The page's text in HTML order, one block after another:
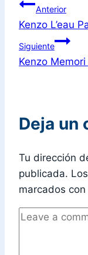
Anterior
Kenzo L’eau
Siguiente
Kenzo
Deja un
Tu dirección
publicada.
marcados con